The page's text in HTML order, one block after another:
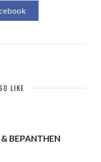
LIKE
BEPANTHEN